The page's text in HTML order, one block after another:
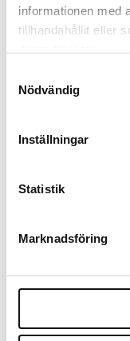
informationen med
tillhandahållit eller
Nödvändig
Inställningar
Statistik
Marknadsföring
Ny
(Södra Lappland), från
Andra läser
Klart:
Insändare:
godtyckliga